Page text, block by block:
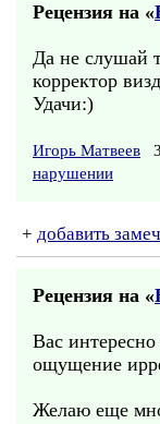
Рецензия на «
Да не слушай
корректор
Удачи:)
Игорь Матвеев
нарушении
+ добавить
Рецензия на «
Вас интересно
ощущение
Желаю еще